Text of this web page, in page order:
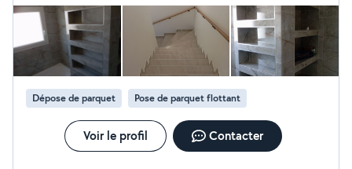
Dépose de parquet Pose de parquet flottant
Voir le profil Contacter